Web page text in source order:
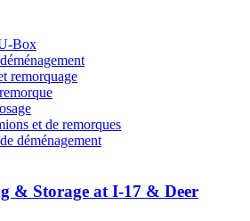
Box
remorquage
et de remorques
déménagement
& Storage at I-17 & Deer